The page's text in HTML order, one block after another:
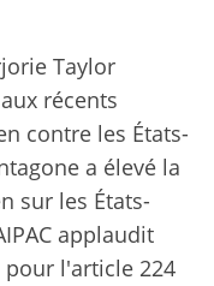
Taylor
récents
contre les États-
a élevé la
sur les États-
applaudit
l'article 224